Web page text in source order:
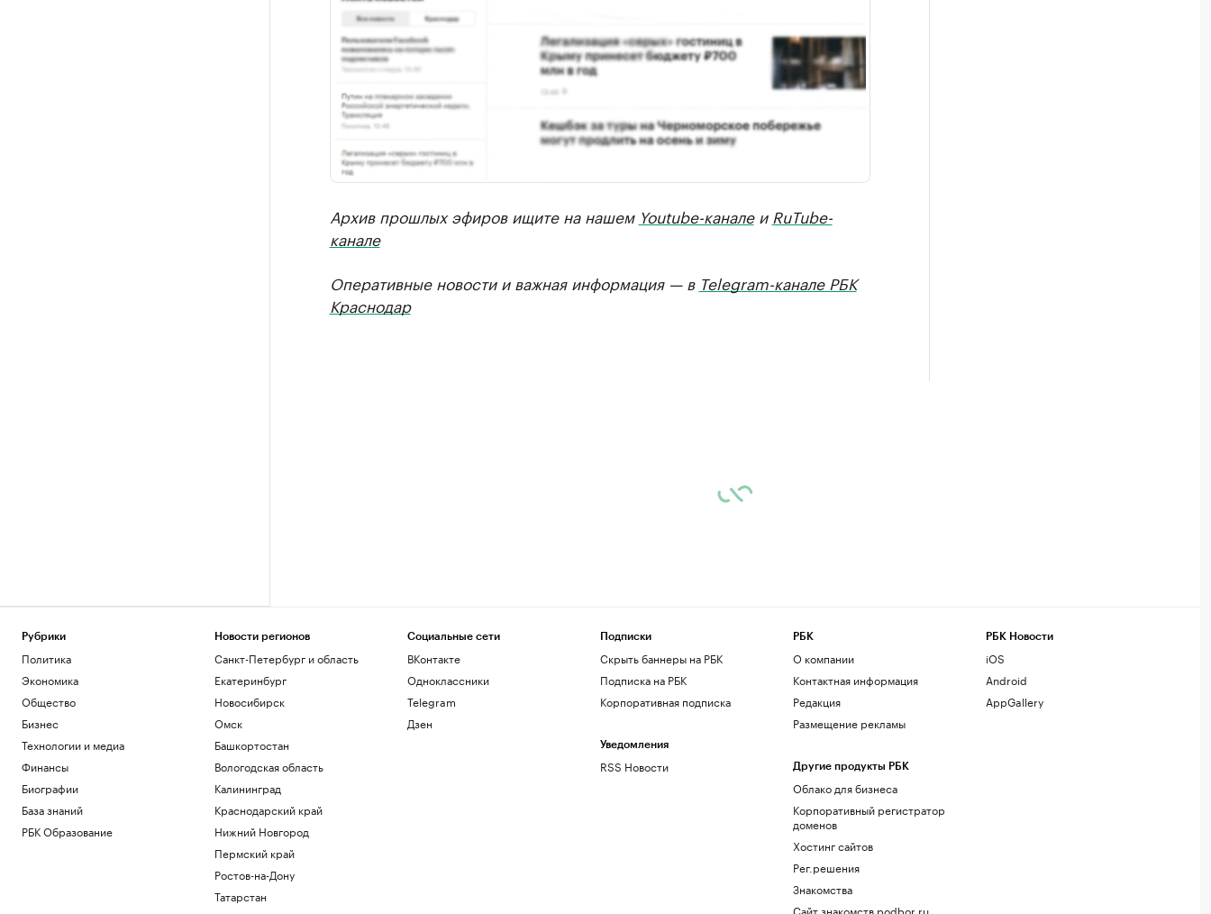
Архив прошлых эфиров ищите на нашем Youtube-каналеи RuTube-
канале
Оперативные новости и важная информация — в Telegram-канале РБК
Краснодар
Рубрики
Политика
Экономика
Общество
Бизнес
Технологии и медиа
Финансы
Биографии
База знаний
РБК Образование
Новости регионов
Санкт-Петербург и область
Екатеринбург
Новосибирск
Омск
Башкортостан
Вологодская область
Калининград
Краснодарский край
Нижний Новгород
Пермский край
Ростов-на-Дону
Татарстан
Социальные сети
ВКонтакте
Одноклассники
Telegram
Дзен
Подписки
Скрыть баннеры на РБК
Подписка на РБК
Корпоративная подписка
Уведомления
RSS Новости
РБК
О компании
Контактная информация
Редакция
Размещение рекламы
Другие продукты РБК
Облако для бизнеса
Корпоративный регистратор
доменов
Хостинг сайтов
Рег.решения
Знакомства
Сайт знакомств podbor.ru
РБК Новости
iOS
Android
AppGallery